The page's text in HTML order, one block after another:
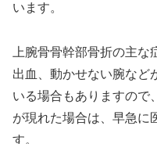
います。
上腕骨骨幹部骨折の主
出血、動かせない腕など
いる場合もありますので
が現れた場合は、早急に
す。